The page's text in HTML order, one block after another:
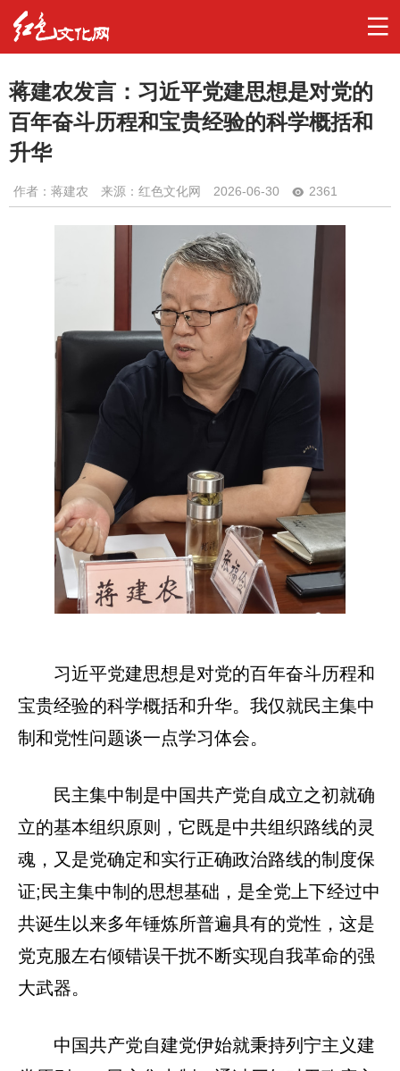
蒋建农发言：习近平党建思想是对党的
百年奋斗历程和宝贵经验的科学概括和
升华
作者： 蒋建农 来源：红色文化网 2026-06-30 2361
习近平党建思想是对党的百年奋斗历程和
宝贵经验的科学概括和升华。我仅就民主集中
制和党性问题谈一点学习体会。
民主集中制是中国共产党自成立之初就确
立的基本组织原则，它既是中共组织路线的灵
魂，又是党确定和实行正确政治路线的制度保
证;民主集中制的思想基础，是全党上下经过中
共诞生以来多年锤炼所普遍具有的党性，这是
党克服左右倾错误干扰不断实现自我革命的强
大武器。
中国共产党自建党伊始就秉持列宁主义建